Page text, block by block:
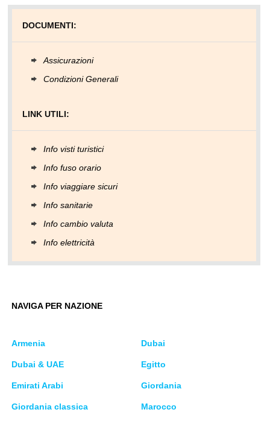
DOCUMENTI:
Assicurazioni
Condizioni Generali
LINK UTILI:
Info visti turistici
Info fuso orario
Info viaggiare sicuri
Info sanitarie
Info cambio valuta
Info elettricità
NAVIGA PER NAZIONE
Armenia Dubai
Dubai & UAE Egitto
Emirati Arabi Giordania
Giordania classica Marocco